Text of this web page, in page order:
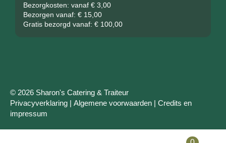
Bezorgkosten: vanaf € 3,00
Bezorgen vanaf: € 15,00
Gratis bezorgd vanaf: € 100,00
© 2026 Sharon's Catering & Traiteur
Privacyverklaring | Algemene voorwaarden | Credits en
impressum